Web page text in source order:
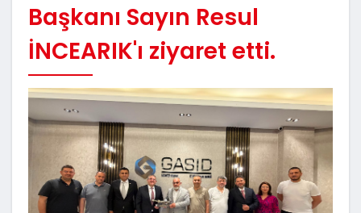
Başkanı Sayın Resul
İNCEARIK'ı ziyaret etti.